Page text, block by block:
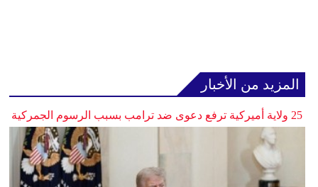
المزيد من الأخبار
25 ولاية أميركية ترفع دعوى ضد ترامب بسبب الرسوم الجمركية